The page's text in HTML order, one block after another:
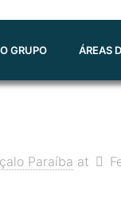
O GRUPO ÁREAS
Paraíba at